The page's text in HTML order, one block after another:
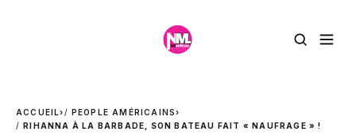
ACCUEIL› PEOPLE AMÉRICAINS›
RIHANNA À LA BARBADE, SON BATEAU FAIT « NAUFRAGE » !